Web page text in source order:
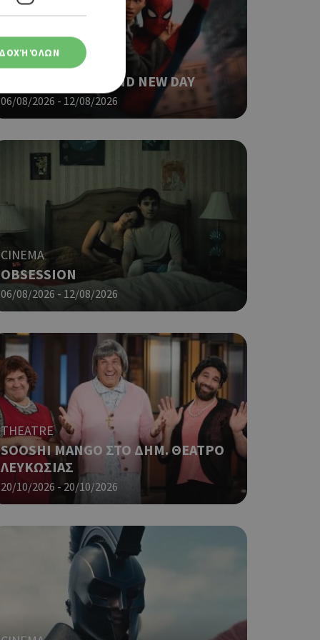
CINEMA
SPIDER-MAN: BRAND NEW DAY
06/08/2026 - 12/08/2026
CINEMA
OBSESSION
06/08/2026 - 12/08/2026
THEATRE
SOOSHI MANGO ΣΤΟ ΔΗΜ. ΘΕΑΤΡΟ
ΛΕΥΚΩΣΙΑΣ
20/10/2026 - 20/10/2026
ΌΛΩΝ
λογαριασμού. Ο
Google
που
για ένα
μεταβλητών
είναι
ένα καλό
Google
δηλαδή να
στον χρήστη
όπως είναι το
push down
στον χρήστη
είναι το
push down
την
που